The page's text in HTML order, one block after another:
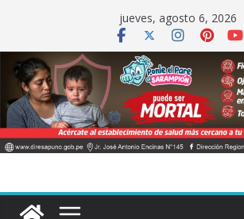
contenido
jueves, agosto 6, 2026